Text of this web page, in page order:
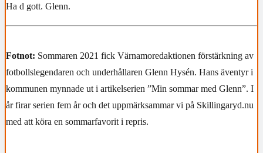
Ha d gott. Glenn.
Fotnot: Sommaren 2021 fick Värnamoredaktionen förstärkning av
fotbollslegendaren och underhållaren Glenn Hysén. Hans äventyr i
kommunen mynnade ut i artikelserien ”Min sommar med Glenn”. I
år firar serien fem år och det uppmärksammar vi på Skillingaryd.nu
med att köra en sommarfavorit i repris.